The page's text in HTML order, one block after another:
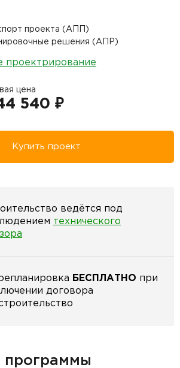
проекта (АПП)
решения (АПР)
проектрирование
цена
540 ₽
Купить проект
ведётся под
технического
БЕСПЛАТНО при
договора
программы